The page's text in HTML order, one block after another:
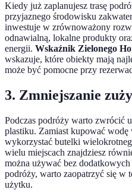
Kiedy już zaplanujesz trasę
przyjaznego środowisku
inwestuje w zrównoważony
odnawialną, lokalne produkty
energii. Wskaźnik Zielonego
wskazuje, które obiekty mają
może być pomocne przy
3. Zmniejszanie
Podczas podróży warto zwrócić
plastiku. Zamiast kupować
wykorzystać butelki
wielu miejscach znajdziesz
można używać bez
podróży, warto zaopatrzyć się w
użytku.